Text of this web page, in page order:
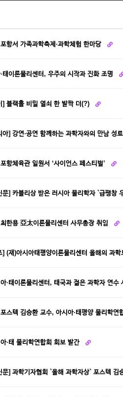
항서 가족과학축제·과학체험 한마당
태이론물리센터, 우주의 시작과 진화 조명
] 블랙홀 비밀 열쇠 한 발짝 더(?)
아] 강연·공연 함께하는 과학자와의 만남 성료
항체육관 일원서 ‘사이언스 페스티벌’
문] 카블리상 받은 러시아 물리학자 `급팽창
한용 亞太이론물리센터 사무총장 취임
] (재)아시아태평양이론물리센터 올해의 과학
·태이론물리센터, 태국과 젊은 과학자 연수
스텍 김승환 교수, 아시아·태평양 물리학연
·태 물리학연합회 회보 발간
문] 과학기자협회 `올해 과학자상` 포스텍 김